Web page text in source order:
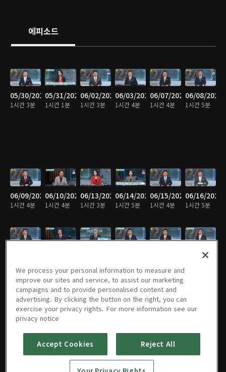
에피소드
05/30/2022
1시간 3분
05/31/2022
1시간 1분
06/02/2022
1시간 3분
06/03/2022
1시간 4분
06/07/2022
1시간 4분
06/08/2022
1시간 5분
06/09/2022
1시간 4분
06/10/2022
1시간 4분
06/13/2022
1시간 3분
06/14/2022
1시간 5분
06/15/2022
1시간 4분
06/16/2022
1시간 5분
06/24/2022
06/27/2022
1시간 6분
06/28/2022
1시간 5분
06/29/202206/30/202207/01/202207/04/2022
We process your personal information to measure and
improve our sites and service, to assist our marketing
campaigns and to provide personalised content and
advertising. By clicking the button on the right, you can
exercise your privacy rights. For more information see our
privacy notice
Accept Cookies Reject All